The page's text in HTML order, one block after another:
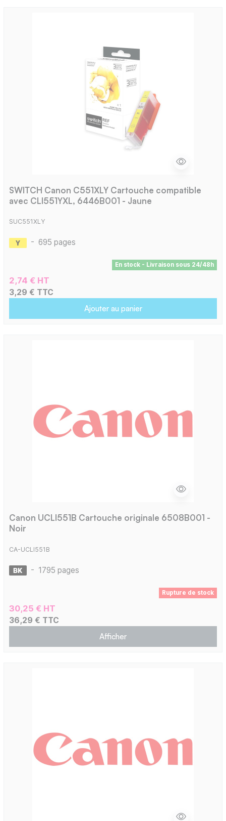
SWITCH Canon C551XLY Cartouche compatible
avec CLI551YXL, 6446B001 - Jaune
SUC551XLY
- 695 pages
En stock - Livraison sous 24/48h
2,74 € HT
3,29 € TTC
Ajouter au panier
Canon UCLI551B Cartouche originale 6508B001 -
Noir
CA-UCLI551B
- 1795 pages
Rupture de stock
30,25 € HT
36,29 € TTC
Afficher